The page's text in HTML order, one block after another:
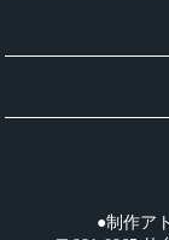
●制作ア